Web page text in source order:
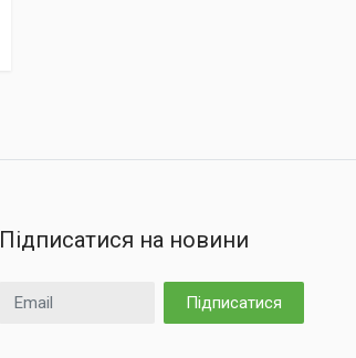
Підписатися на новини
Email Підписатися